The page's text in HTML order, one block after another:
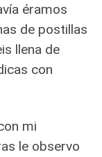
éramos
de postillas
llena de
con
mi
le observo